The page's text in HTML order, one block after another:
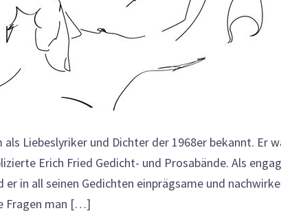
als Liebeslyriker und Dichter der 1968er bekannt. Er
Erich Fried Gedicht- und Prosabände. Als
in all seinen Gedichten einprägsame und
Fragen man […]